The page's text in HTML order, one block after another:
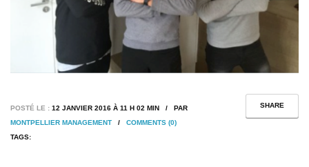
SHARE
POSTÉ LE : 12 JANVIER 2016 À 11 H 02 MIN / PAR
MONTPELLIER MANAGEMENT / COMMENTS (0)
TAGS: